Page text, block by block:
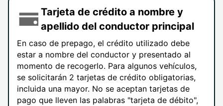
Tarjeta de crédito a nombre y
apellido del conductor principal
En caso de prepago, el crédito utilizado debe
estar a nombre del conductor y presentado al
momento de recogerlo. Para algunos vehículos,
se solicitarán 2 tarjetas de crédito obligatorias,
incluida una mayor. No se aceptan tarjetas de
pago que lleven las palabras "tarjeta de débito",